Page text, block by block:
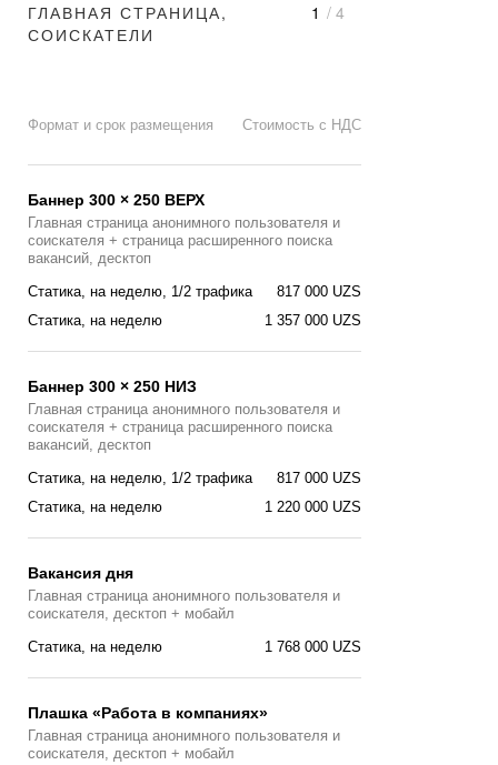
1 / 4
ГЛАВНАЯ СТРАНИЦА,
СОИСКАТЕЛИ
Формат и срок размещения Стоимость с НДС
Баннер 300 × 250 ВЕРХ
Главная страница анонимного пользователя и
соискателя + страница расширенного поиска
вакансий, десктоп
817 000 UZS
Статика, на неделю, 1/2 трафика
1 357 000 UZS
Статика, на неделю
Баннер 300 × 250 НИЗ
Главная страница анонимного пользователя и
соискателя + страница расширенного поиска
вакансий, десктоп
817 000 UZS
Статика, на неделю, 1/2 трафика
1 220 000 UZS
Статика, на неделю
Вакансия дня
Главная страницa анонимного пользователя и
соискателя, десктоп + мобайл
1 768 000 UZS
Статика, на неделю
Плашка «Работа в компаниях»
Главная страницa анонимного пользователя и
соискателя, десктоп + мобайл